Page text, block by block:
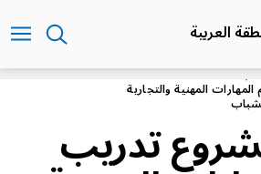
العربية
المهنية والتجارية
تدريب